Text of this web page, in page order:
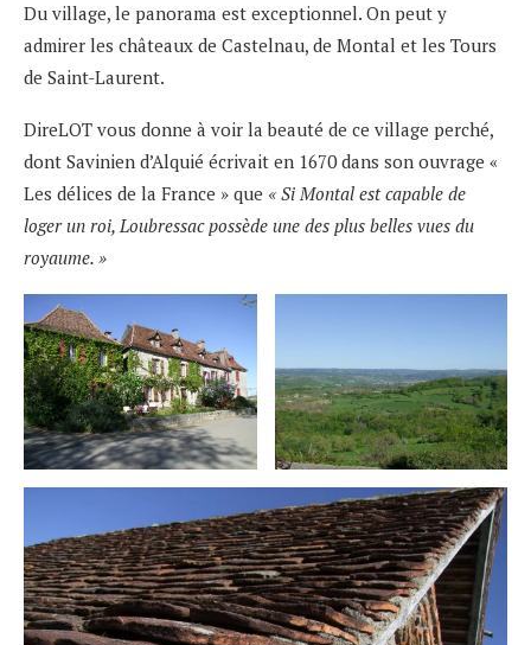
Du village, le panorama est exceptionnel. On peut y
admirer les châteaux de Castelnau, de Montal et les Tours
de Saint-Laurent.
DireLOT vous donne à voir la beauté de ce village perché,
dont Savinien d’Alquié écrivait en 1670 dans son ouvrage «
Les délices de la France » que « Si Montal est capable de
loger un roi, Loubressac possède une des plus belles vues du
royaume. »